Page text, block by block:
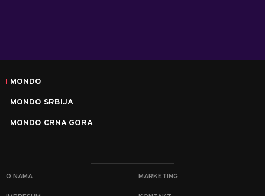
MONDO
MONDO SRBIJA
MONDO CRNA GORA
O NAMA MARKETING